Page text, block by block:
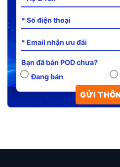
Bạn đã bán POD chưa?
Đang bán